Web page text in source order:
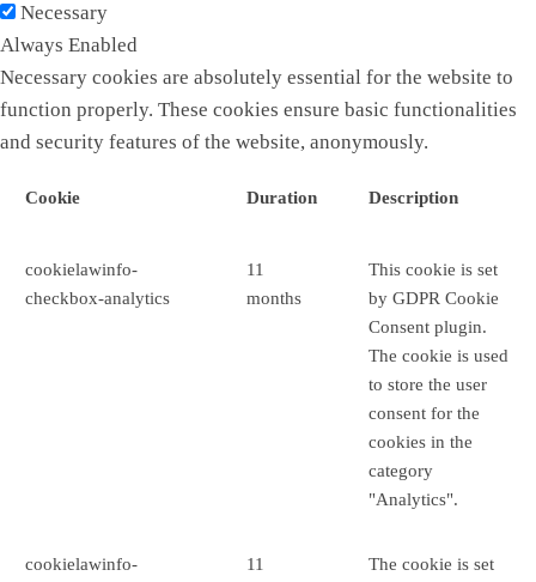
Necessary
Always Enabled
Necessary cookies are absolutely essential for the website to
function properly. These cookies ensure basic functionalities
and security features of the website, anonymously.
Cookie Duration Description
cookielawinfo-
checkbox-analytics
11
months
This cookie is set
by GDPR Cookie
Consent plugin.
The cookie is used
to store the user
consent for the
cookies in the
category
"Analytics".
cookielawinfo-
11
The cookie is set